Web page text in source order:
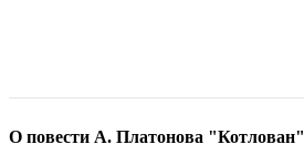
О повести А. Платонова "Котлован"